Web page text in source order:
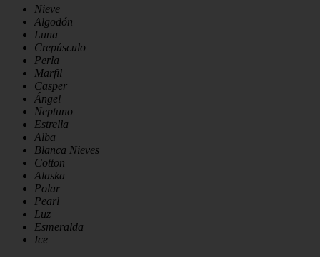
Nieve
Algodón
Luna
Crepúsculo
Perla
Marfil
Casper
Ángel
Neptuno
Estrella
Alba
Blanca Nieves
Cotton
Alaska
Polar
Pearl
Luz
Esmeralda
Ice